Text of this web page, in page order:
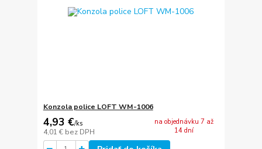
Konzola police LOFT WM-1006
4,93 €/ks
4,01 € bez DPH
na objednávku 7 až
14 dní